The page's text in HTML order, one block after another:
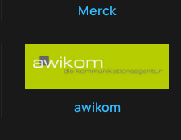
Merck
awikom